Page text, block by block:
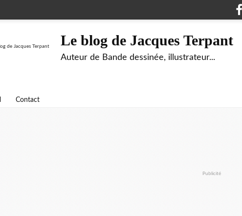
Le blog de Jacques Terpant
Auteur de Bande dessinée, illustrateur...
Contact
Publicité